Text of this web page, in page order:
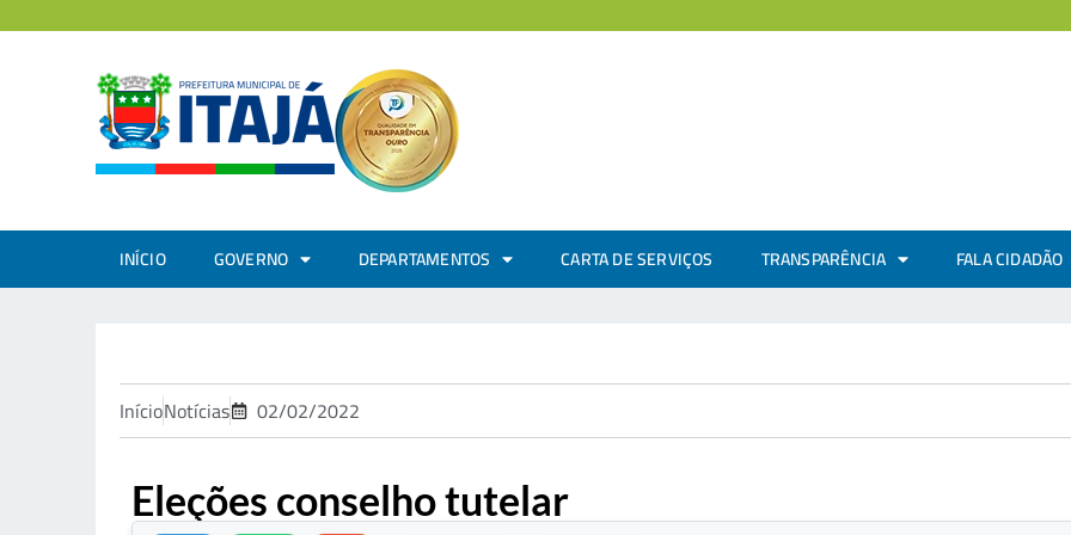
INÍCIO GOVERNO DEPARTAMENTOS CARTA DE SERVIÇOS TRANSPARÊNCIA FALA CIDADÃO
InícioNotícias 02/02/2022
Eleções conselho tutelar.